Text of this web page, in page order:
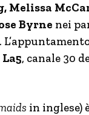
Melissa
Byrne nei
La5, canale 30
in inglese)